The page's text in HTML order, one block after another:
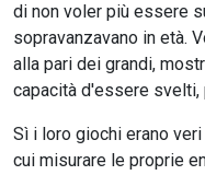
di non voler più essere
sopravanzavano in età.
alla pari dei grandi,
capacità d'essere svelti,
Sì i loro giochi erano
cui misurare le proprie